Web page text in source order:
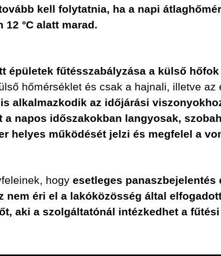
kell folytatnia, ha a napi
°C alatt marad.
épületek fűtésszabályzása a külső
hőmérséklet és csak a hajnali, illetve
alkalmazkodik az időjárási
napos időszakokban langyosak,
helyes működését jelzi és megfelel a
hogy esetleges
nem éri el a lakóközösség által
aki a szolgáltatónál intézkedhet a